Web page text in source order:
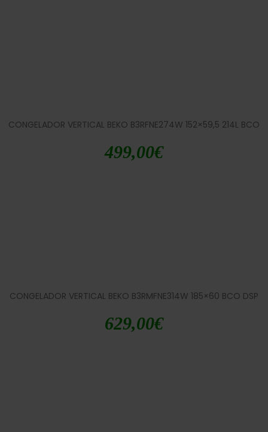
CONGELADOR VERTICAL BEKO B3RFNE274W 152×59,5 214L BCO
499,00€
CONGELADOR VERTICAL BEKO B3RMFNE314W 185×60 BCO DSP
629,00€